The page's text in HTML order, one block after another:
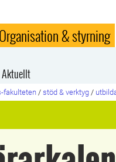
Organisation & styrning
Aktuellt
fakulteten / stöd & verktyg /